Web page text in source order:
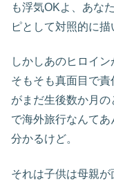
も浮気OKよ、あな
ピとして対照的に描
しかしあのヒロイン
そもそも真面目で
がまだ生後数か月
で海外旅行なんて
分かるけど。
それは子供は母親